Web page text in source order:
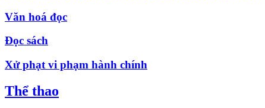
Văn hoá đọc
Đọc sách
Xử phạt vi phạm hành chính
Thể thao